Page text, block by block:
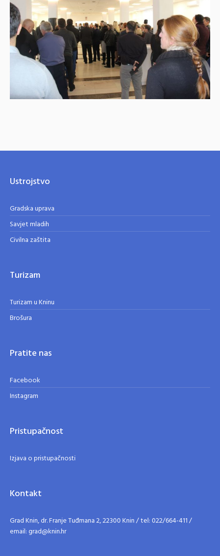
Ustrojstvo
Gradska uprava
Savjet mladih
Civilna zaštita
Turizam
Turizam u Kninu
Brošura
Pratite nas
Facebook
Instagram
Pristupačnost
Izjava o pristupačnosti
Kontakt
Grad Knin, dr. Franje Tuđmana 2, 22300 Knin / tel: 022/664-411 /
email: grad@knin.hr